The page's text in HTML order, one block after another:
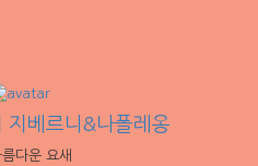
지베르니&나폴레옹
다운 요새